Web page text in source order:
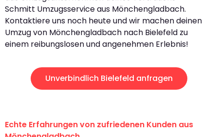
Schmitt Umzugsservice aus Mönchengladbach.
Kontaktiere uns noch heute und wir machen deinen
Umzug von Mönchengladbach nach Bielefeld zu
einem reibungslosen und angenehmen Erlebnis!
Unverbindlich Bielefeld anfragen
Echte Erfahrungen von zufriedenen Kunden aus